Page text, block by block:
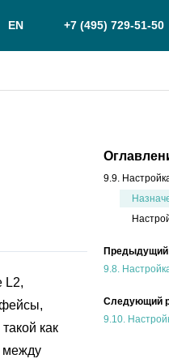
EN +7 (495) 729-51-50
L2,
как
между
9.9.
Предыдущий
9.8.
Следующий
9.10.